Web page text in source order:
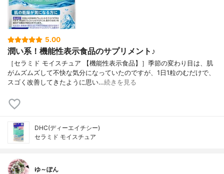
5.00
潤い系！機能性表示食品のサプリメント♪
［セラミド モイスチュア 【機能性表示食品】］季節の変わり目は、肌
がムズムズして不快な気分になっていたのですが、1日1粒のむだけで、
スゴく改善してきたように思い…続きを見る
DHC(ディーエイチシー)
セラミド モイスチュア
ゆ～ぽん